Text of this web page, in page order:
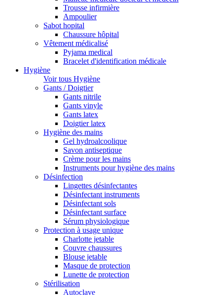
Trousse infirmière
Ampoulier
Sabot hopital
Chaussure hôpital
Vêtement médicalisé
Pyjama medical
Bracelet d'identification médicale
Hygiène
Voir tous Hygiène
Gants / Doigtier
Gants nitrile
Gants vinyle
Gants latex
Doigtier latex
Hygiène des mains
Gel hydroalcoolique
Savon antiseptique
Crème pour les mains
Instruments pour hygiène des mains
Désinfection
Lingettes désinfectantes
Désinfectant instruments
Désinfectant sols
Désinfectant surface
Sérum physiologique
Protection à usage unique
Charlotte jetable
Couvre chaussures
Blouse jetable
Masque de protection
Lunette de protection
Stérilisation
Autoclave